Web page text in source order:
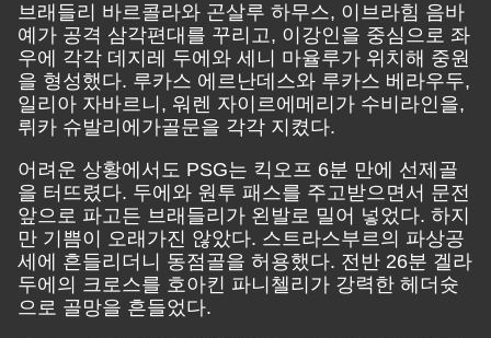
브래들리 바르콜라와 곤살루 하무스, 이브라힘 음바
예가 공격 삼각편대를 꾸리고, 이강인을 중심으로 좌
우에 각각 데지레 두에와 세니 마율루가 위치해 중원
을 형성했다. 루카스 에르난데스와 루카스 베라우두,
일리아 자바르니, 워렌 자이르에메리가 수비라인을,
뤼카 슈발리에가골문을 각각 지켰다.
어려운 상황에서도 PSG는 킥오프 6분 만에 선제골
을 터뜨렸다. 두에와 원투 패스를 주고받으면서 문전
앞으로 파고든 브래들리가 왼발로 밀어 넣었다. 하지
만 기쁨이 오래가진 않았다. 스트라스부르의 파상공
세에 흔들리더니 동점골을 허용했다. 전반 26분 겔라
두에의 크로스를 호아킨 파니첼리가 강력한 헤더슛
으로 골망을 흔들었다.